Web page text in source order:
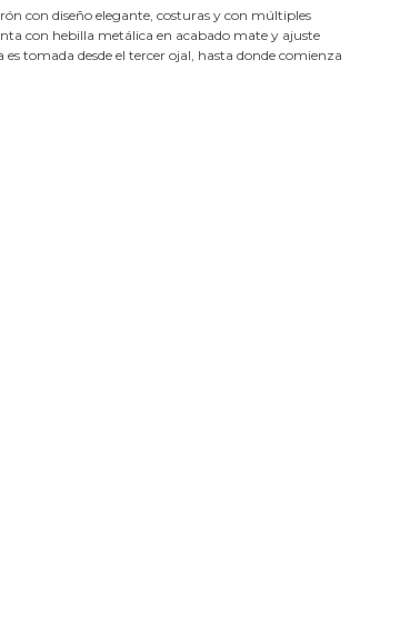
con diseño elegante, costuras y con múltiples
con hebilla metálica en acabado mate y ajuste
tomada desde el tercer ojal, hasta donde comienza